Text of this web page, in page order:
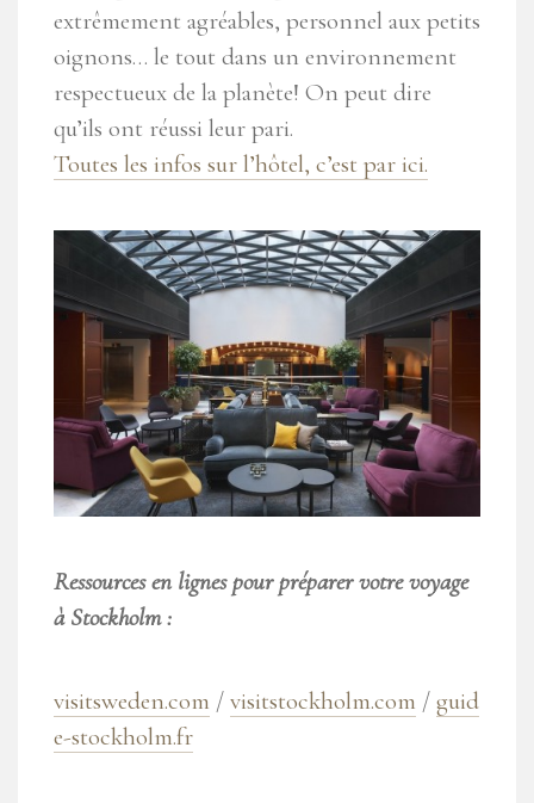
extrêmement agréables, personnel aux petits
oignons… le tout dans un environnement
respectueux de la planète! On peut dire
qu’ils ont réussi leur pari.
Toutes les infos sur l’hôtel, c’est par ici.
Ressources en lignes pour préparer votre voyage
à Stockholm :
visitsweden.com / visitstockholm.com / guid
e-stockholm.fr